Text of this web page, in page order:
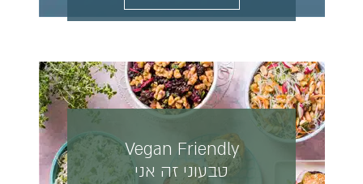
Vegan Friendly
טבעוני זה אני